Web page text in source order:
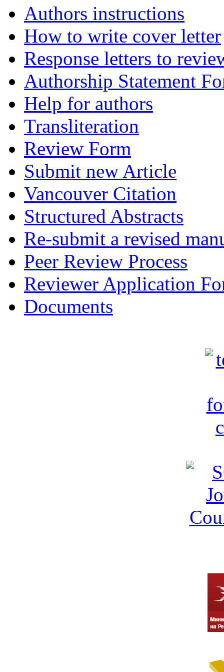
Authors instructions
How to write cover letter
Response letters to
Authorship Statement
Help for authors
Transliteration
Review Form
Submit new Article
Vancouver Citation
Structured Abstracts
Re-submit a revised
Peer Review Process
Reviewer Application
Documents